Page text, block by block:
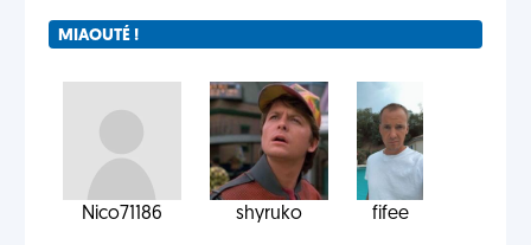
MIAOUTÉ !
Nico71186 shyruko fifee